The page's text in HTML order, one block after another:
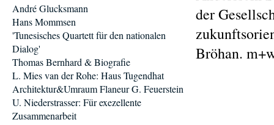
der
Bröhan.
André Glucksmann
Hans Mommsen
'Tunesisches Quartett für den nationalen
Dialog'
Thomas Bernhard & Biografie
L. Mies van der Rohe: Haus Tugendhat
Architektur&Umraum Flaneur G. Feuerstein
U. Niederstrasser: Für exezellente
Zusammenarbeit